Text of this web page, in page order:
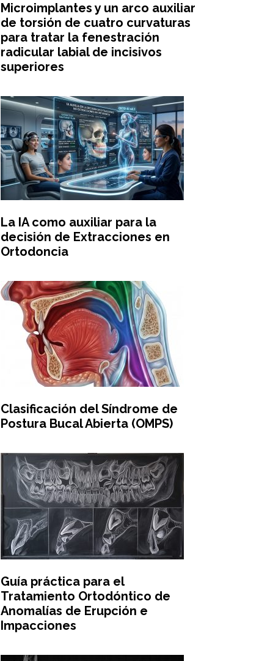
Microimplantes y un arco auxiliar
de torsión de cuatro curvaturas
para tratar la fenestración
radicular labial de incisivos
superiores
La IA como auxiliar para la
decisión de Extracciones en
Ortodoncia
Clasificación del Síndrome de
Postura Bucal Abierta (OMPS)
Guía práctica para el
Tratamiento Ortodóntico de
Anomalías de Erupción e
Impacciones